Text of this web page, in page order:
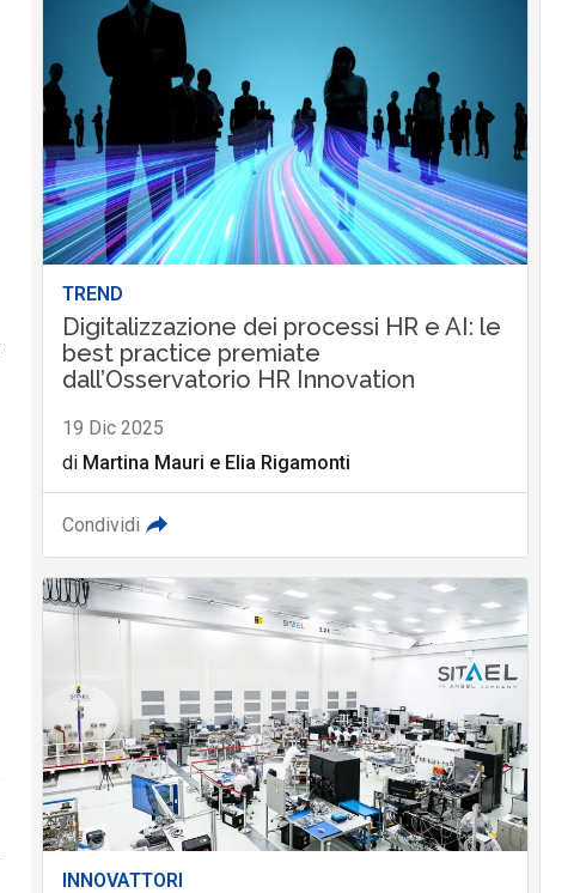
TREND
Digitalizzazione dei processi HR e AI: le
best practice premiate
dall’Osservatorio HR Innovation
19 Dic 2025
di Martina Mauri e Elia Rigamonti
Condividi
INNOVATTORI